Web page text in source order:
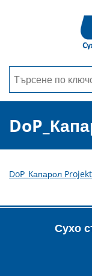
DoP_Капарол
Сухо